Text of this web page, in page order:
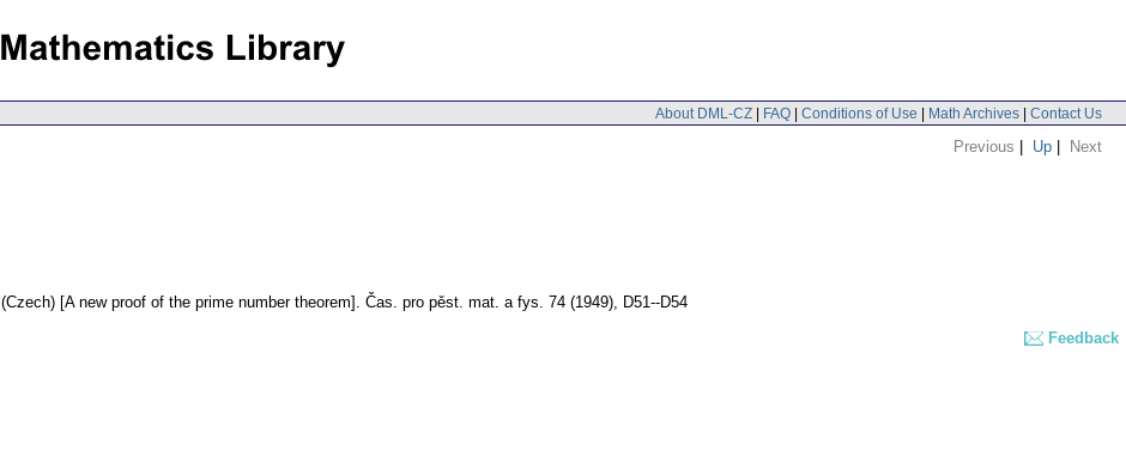
About DML-CZ | FAQ | Conditions of Use | Math Archives | Contact Us
Previous | Up | Next
(Czech) [A new proof of the prime number theorem]. Čas. pro pěst. mat. a fys. 74 (1949), D51--D54
Feedback